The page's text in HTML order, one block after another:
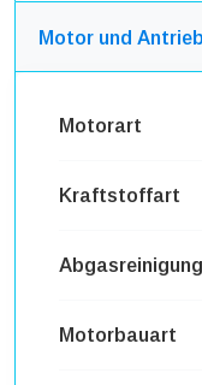
Motor und Antrieb
Motorart
Kraftstoffart
Abgasreinigung
Motorbauart